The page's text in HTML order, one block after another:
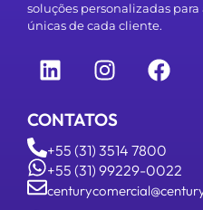
soluções personalizadas
únicas de cada cliente.
CONTATOS
+55 (31) 3514 7800
+55 (31) 99229-0022